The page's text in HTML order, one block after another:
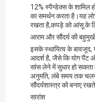
12% स्पैन्डेक्स के शामिल
का समर्थन करता है।यह
रखता है,कपड़े को आंसू के
आराम और सौंदर्य की
इसके स्थायित्व के बावजूद,
आदर्श है, जैसे कि योग पैंट
सांस लेने में सुधार हो सकता
अनुमति, लंबे समय तक चलने
सौंदर्यशास्त्र को बनाए
सारांश